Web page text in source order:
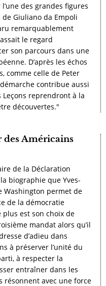
des grandes figures
Giuliano da Empoli
remarquablement
le regard
son parcours dans une
D’après les échos
comme celle de Peter
contribue aussi
Leçons reprendront à la
découvertes."
Américains
de la Déclaration
biographie que Yves-
Washington permet de
de la démocratie
est son choix de
mandat alors qu’il
d’adieu dans
à préserver l’unité du
à respecter la
entraîner dans les
résonnent avec une force